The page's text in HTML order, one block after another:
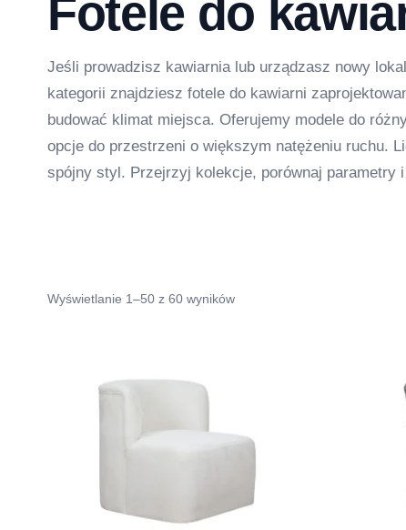
Fotele do
Jeśli prowadzisz kawiarnia lub urządzasz nowy
kategorii znajdziesz fotele do kawiarni
budować klimat miejsca. Oferujemy modele do
opcje do przestrzeni o większym natężeniu ruchu.
spójny styl. Przejrzyj kolekcje, porównaj parametry
Wyświetlanie 1–50 z 60 wyników